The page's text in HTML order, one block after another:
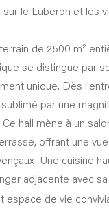
le Luberon et les
de 2500 m²
se distingue par
unique. Dès
par une
hall mène à un
offrant une
Une cuisine
adjacente avec
espace de vie